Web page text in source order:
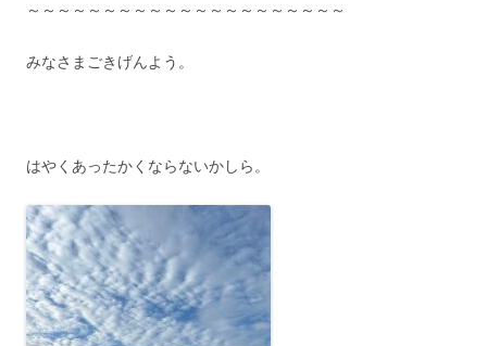
～～～～～～～～～～～～～～～～～～～～～
みなさまごきげんよう。
はやくあったかくならないかしら。